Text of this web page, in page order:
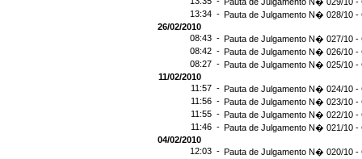
13:34 - Pauta de Julgamento N� 028/10 -
26/02/2010
08:43 - Pauta de Julgamento N� 027/10 -
08:42 - Pauta de Julgamento N� 026/10 -
08:27 - Pauta de Julgamento N� 025/10 -
11/02/2010
11:57 - Pauta de Julgamento N� 024/10 -
11:56 - Pauta de Julgamento N� 023/10 -
11:55 - Pauta de Julgamento N� 022/10 -
11:46 - Pauta de Julgamento N� 021/10 -
04/02/2010
12:03 - Pauta de Julgamento N� 020/10 -